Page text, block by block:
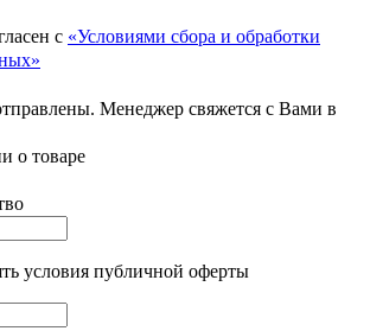
с «Условиями сбора и обработки
Менеджер свяжется с Вами в
о товаре
условия публичной оферты